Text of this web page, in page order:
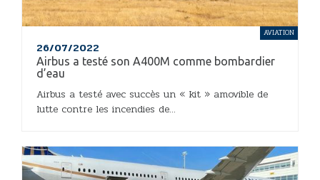
26/07/2022
Airbus a testé son A400M comme bombardier
d’eau
Airbus a testé avec succès un « kit » amovible de
lutte contre les incendies de...
AVIATION